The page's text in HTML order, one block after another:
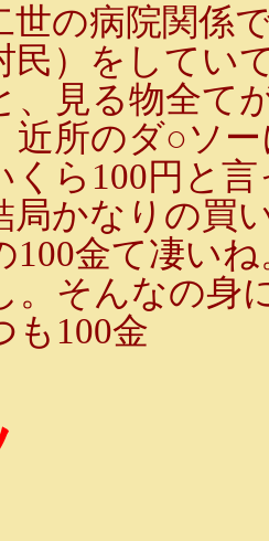
の病院関係
民）をしてい
、見る物全て
近所のダ○ソ
くら100円と
局かなりの買
100金て凄いね
。そんなの身
も100金